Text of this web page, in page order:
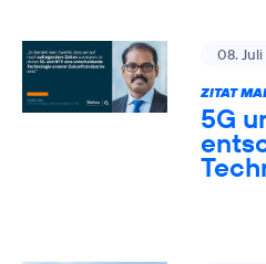
08.
ZITAT
5G